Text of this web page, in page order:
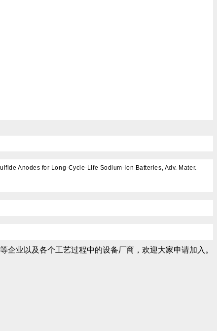
Anodes for Long-Cycle-Life Sodium-Ion Batteries, Adv. Mater.
业以及各个工艺过程中的设备厂商，欢迎大家申请加入。